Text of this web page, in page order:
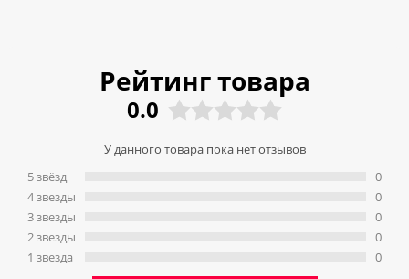
Рейтинг товара
0.0
У данного товара пока нет отзывов
5 звёзд
4 звeзды
3 звeзды
2 звeзды
1 звeзда
0
0
0
0
0